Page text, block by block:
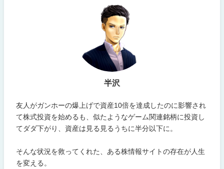
半沢
友人がガンホーの爆上げで資産10倍を達成したのに影響され
て株式投資を始めるも、似たようなゲーム関連銘柄に投資し
てダダ下がり、資産は見る見るうちに半分以下に。
そんな状況を救ってくれた、ある株情報サイトの存在が人生
を変える。